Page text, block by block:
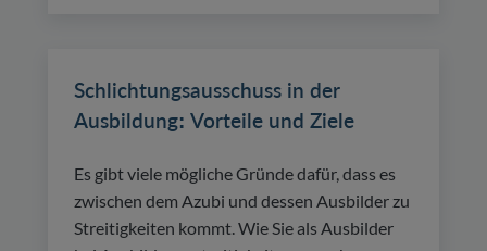
Schlichtungsausschuss in der
Ausbildung: Vorteile und Ziele
Es gibt viele mögliche Gründe dafür, dass es
zwischen dem Azubi und dessen Ausbilder zu
Streitigkeiten kommt. Wie Sie als Ausbilder